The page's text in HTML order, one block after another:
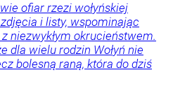
ofiar rzezi wołyńskiej
i listy, wspominając
niezwykłym okrucieństwem.
dla wielu rodzin Wołyń nie
bolesną raną, która do dziś